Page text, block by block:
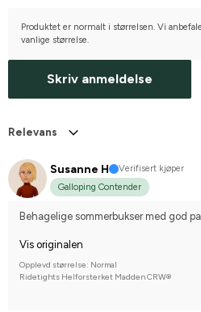
Produktet er normalt i størrelsen. Vi
vanlige størrelse.
Skriv anmeldelse
Relevans
Susanne H
Verifisert kjøper
Galloping Contender
Behagelige sommerbukser med god
Vis originalen
Opplevd størrelse: Normal
Ridetights Helforsterket Madden CRW®